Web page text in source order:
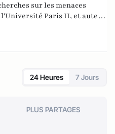
sur les menaces
l'Université Paris II, et auteur
Dernier en date:
mondial : mafias,
24 Heures 7 Jours
PLUS PARTAGES